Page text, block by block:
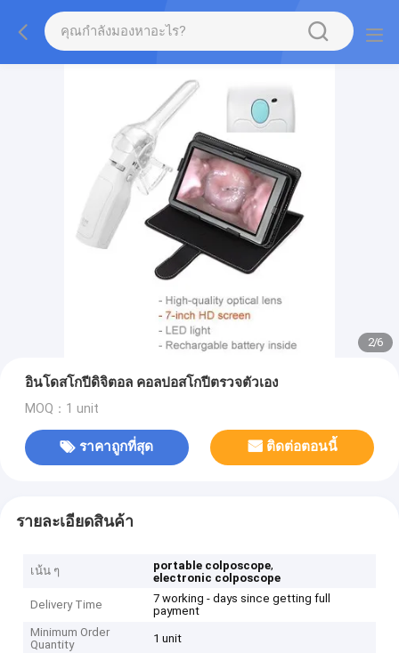
2/6
อินโดสโกปีดิจิตอล คอลปอสโกปีตรวจตัวเอง
MOQ：1 unit
ราคาถูกที่สุด ติดต่อตอนนี้
รายละเอียดสินค้า
เน้น ๆ portable colposcope,
electronic colposcope
Delivery Time
7 working - days since getting full
payment
Minimum Order
Quantity
1 unit